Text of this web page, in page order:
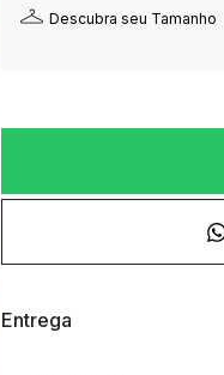
Descubra seu Tamanho